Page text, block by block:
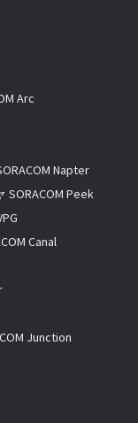
Arc
Napter
Peek
Canal
Junction